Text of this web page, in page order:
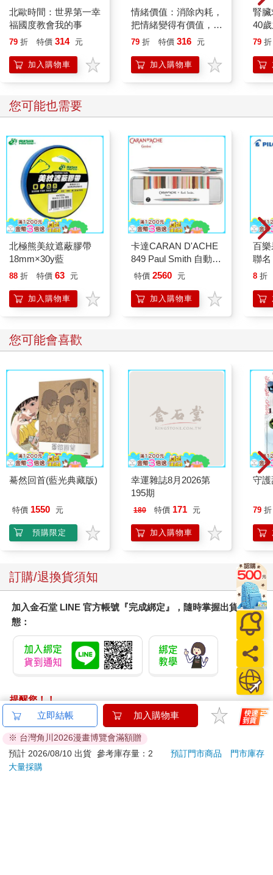
北歐時間：世界第一幸
福國度教會我的事
79 折 特價 314 元
加入購物車
情緒價值：消除內耗，
把情緒變得有價值，跟
誰都能自在相處
79 折 特價 316 元
加入購物車
腎
40
就
79 折
您可能也需要
北極熊美紋遮蔽膠帶
18mm×30y藍
88 折 特價 63 元
加入購物車
卡達CARAN D'ACHE
849 Paul Smith 自動鉛
筆 ED.5 條紋銀
特價 2560 元
加入購物車
百
聯
8 折
您可能會喜歡
驀然回首(藍光典藏版)
特價 1550 元
預購限定
幸運雜誌8月2026第
195期
180 特價 171 元
加入購物車
守
79 折
訂購/退換貨須知
加入金石堂 LINE 官方帳號『完成綁定』，隨時掌握出貨動
態：
提醒您！！
金石堂及銀行均不會請您操作ATM! 如接獲電話要求您前往
ATM提款機，請不要聽從指示，以免受騙上當！
退換貨須知：
**提醒您，鑑賞期不等於試用期，退回商品須為全新狀態**
立即結帳 加入購物車
※ 台灣角川2026漫畫博覽會滿額贈
預計 2026/08/10 出貨 參考庫存量：2 預訂門市商品
門市庫存
大量採購